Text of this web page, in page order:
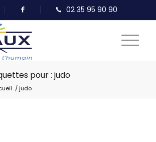
pour : judo
/ judo